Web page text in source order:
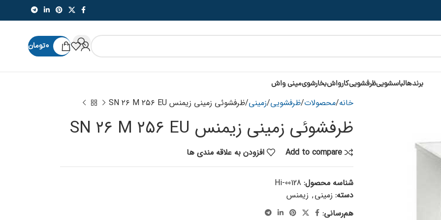
۰تومان
برندهالباسشوییظرفشوییکارواشبخارشویمینی واش
خانه محصولات ظرفشویی زمینی ظرفشوئی زمینی زیمنس SN ۲۶ M ۲۵۶ EU
ظرفشوئی زمینی زیمنس SN ۲۶ M ۲۵۶ EU
Add to compare افزودن به علاقه مندی ها
شناسه محصول: Hi-00128
دسته: زمینی, زیمنس
هم‌رسانی: